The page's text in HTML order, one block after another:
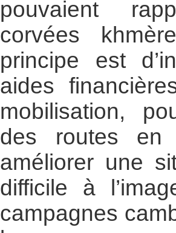
pouvaient
corvées
principe est
aides
mobilisation,
des routes en
améliorer une
difficile à
campagnes